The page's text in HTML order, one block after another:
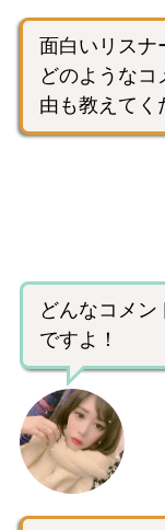
面白いリスナ
どのようなコ
由も教えてく
どんなコメン
ですよ！